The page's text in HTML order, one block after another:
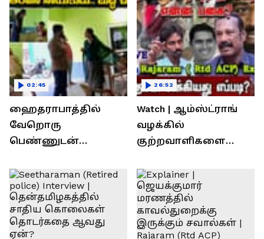
ஹைதராபாத்தில்
வேறொரு
பெண்ணுடன்
தலைவரை மடக்கி
பிடித்த மனைவி
02:45
Watch | ஆம்ஸ்ட்ராங்
வழக்கில்
குற்றவாளிகளை
காவல்துறை? / Rajaram
Rtd ACP Interview
26:52